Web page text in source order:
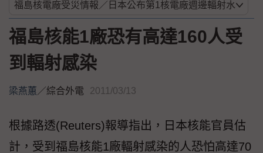
福島核能1廠恐有高達160人受
到輻射感染
梁燕蕙 ／綜合外電 2011/03/13
根據路透(Reuters)報導指出，日本核能官員估
計，受到福島核能1廠輻射感染的人恐怕高達70